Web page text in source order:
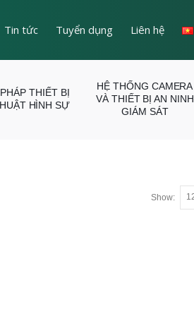
Tin tức Tuyển dụng Liên hệ
THIẾT BỊ
HÌNH SỰ
HỆ THỐNG CAMERA
VÀ THIẾT BỊ AN NINH
GIÁM SÁT
Show: